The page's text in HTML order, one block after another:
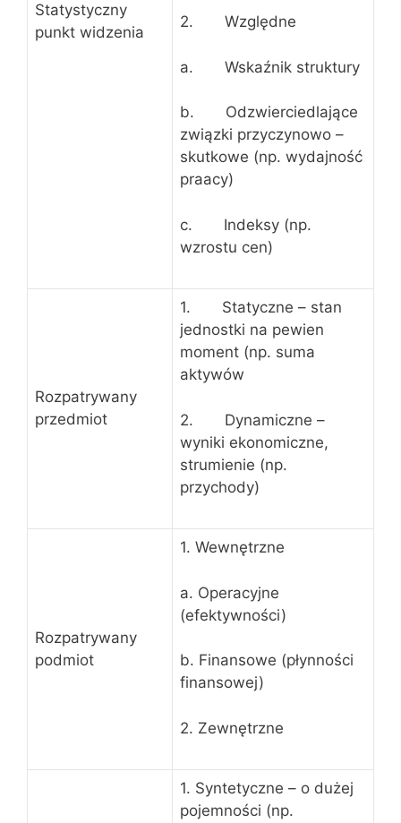
Statystyczny
punkt widzenia
2. Względne
a. Wskaźnik struktury
b. Odzwierciedlające
związki przyczynowo –
skutkowe (np. wydajność
praacy)
c. Indeksy (np.
wzrostu cen)
Rozpatrywany
przedmiot
1. Statyczne – stan
jednostki na pewien
moment (np. suma
aktywów
2. Dynamiczne –
wyniki ekonomiczne,
strumienie (np.
przychody)
Rozpatrywany
podmiot
1. Wewnętrzne
a. Operacyjne
(efektywności)
b. Finansowe (płynności
finansowej)
2. Zewnętrzne
1. Syntetyczne – o dużej
pojemności (np.